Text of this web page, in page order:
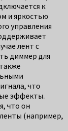
к
и яркостью
управления
лент с
диммер для
что
эффекты.
что он
(например,